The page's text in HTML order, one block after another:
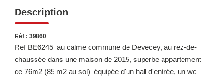
Description
Réf : 39860
Ref BE6245. au calme commune de Devecey, au rez-de-
chaussée dans une maison de 2015, superbe appartement
de 76m2 (85 m2 au sol), équipée d'un hall d'entrée, un wc